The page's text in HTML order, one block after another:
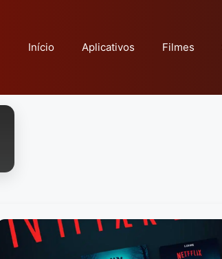
Início Aplicativos Filmes